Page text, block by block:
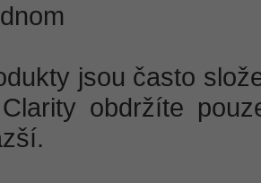
jsou často
obdržíte